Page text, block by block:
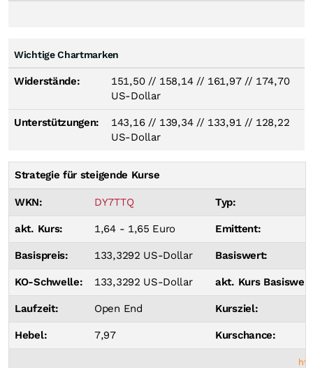
Wichtige Chartmarken
Widerstände: 151,50 // 158,14 // 161,97 // 174,70
US-Dollar
Unterstützungen: 143,16 // 139,34 // 133,91 // 128,22
US-Dollar
Strategie für steigende Kurse
WKN: DY7TTQ Typ:
akt. Kurs: 1,64 - 1,65 Euro Emittent:
Basispreis: 133,3292 US-Dollar Basiswert:
KO-Schwelle: 133,3292 US-Dollar akt. Kurs
Laufzeit: Open End Kursziel:
Hebel: 7,97 Kurschance: